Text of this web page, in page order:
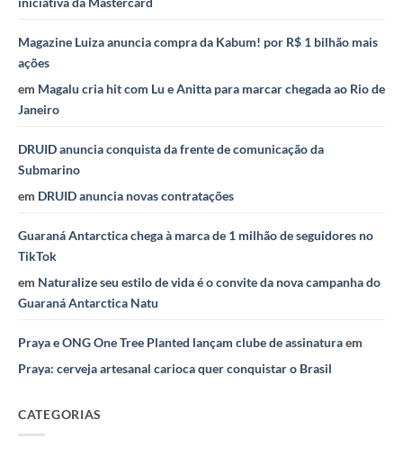
Magazine Luiza anuncia compra da Kabum! por R$ 1 bilhão mais
ações
em Magalu cria hit com Lu e Anitta para marcar chegada ao Rio de
Janeiro
DRUID anuncia conquista da frente de comunicação da
Submarino
em DRUID anuncia novas contratações
Guaraná Antarctica chega à marca de 1 milhão de seguidores no
TikTok
em Naturalize seu estilo de vida é o convite da nova campanha do
Guaraná Antarctica Natu
Praya e ONG One Tree Planted lançam clube de assinaturaem
Praya: cerveja artesanal carioca quer conquistar o Brasil
CATEGORIAS